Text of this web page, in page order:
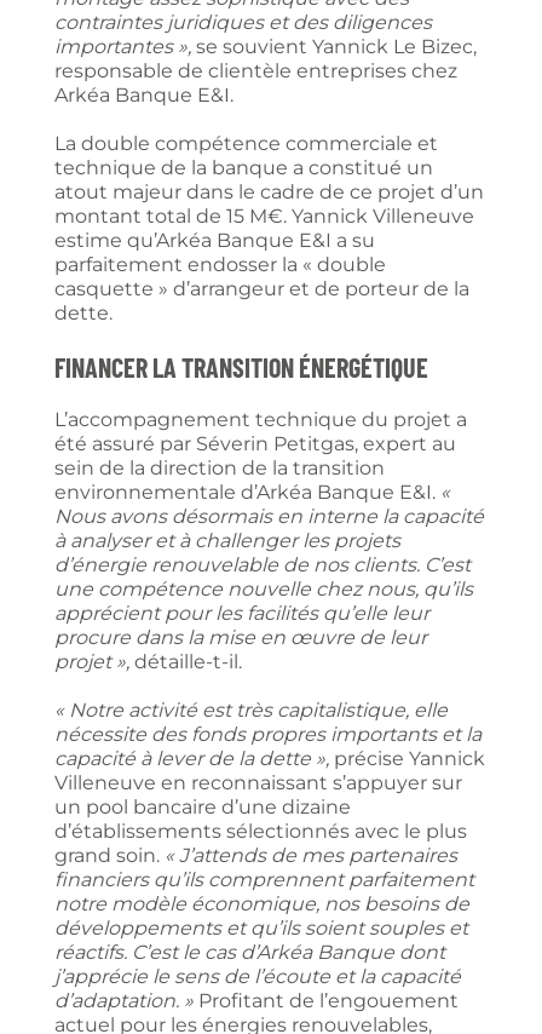
contraintes juridiques et des diligences
importantes »,se souvient Yannick Le Bizec,
responsable de clientèle entreprises chez
Arkéa Banque E&I.
La double compétence commerciale et
technique de la banque a constitué un
atout majeur dans le cadre de ce projet d’un
montant total de 15 M€. Yannick Villeneuve
estime qu’Arkéa Banque E&I a su
parfaitement endosser la « double
casquette » d’arrangeur et de porteur de la
dette.
Financer la transition énergétique
L’accompagnement technique du projet a
été assuré par Séverin Petitgas, expert au
sein de la direction de la transition
environnementale d’Arkéa Banque E&I. «
Nous avons désormais en interne la capacité
à analyser et à challenger les projets
d’énergie renouvelable de nos clients. C’est
une compétence nouvelle chez nous, qu’ils
apprécient pour les facilités qu’elle leur
procure dans la mise en œuvre de leur
projet »,détaille-t-il.
« Notre activité est très capitalistique, elle
nécessite des fonds propres importants et la
capacité à lever de la dette »,précise Yannick
Villeneuve en reconnaissant s’appuyer sur
un pool bancaire d’une dizaine
d’établissements sélectionnés avec le plus
grand soin. « J’attends de mes partenaires
financiers qu’ils comprennent parfaitement
notre modèle économique, nos besoins de
développements et qu’ils soient souples et
réactifs. C’est le cas d’Arkéa Banque dont
j’apprécie le sens de l’écoute et la capacité
d’adaptation. »Profitant de l’engouement
actuel pour les énergies renouvelables,